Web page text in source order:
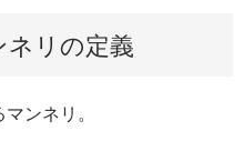
リの定義
ンネリ。